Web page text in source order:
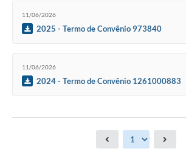
11/06/2026
2025 - Termo de Convênio 973840
11/06/2026
2024 - Termo de Convênio 1261000883